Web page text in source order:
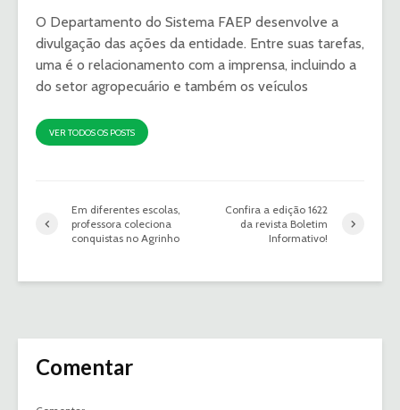
O Departamento do Sistema FAEP desenvolve a
divulgação das ações da entidade. Entre suas tarefas,
uma é o relacionamento com a imprensa, incluindo a
do setor agropecuário e também os veículos
VER TODOS OS POSTS
Em diferentes escolas,
professora coleciona
conquistas no Agrinho
Confira a edição 1622
da revista Boletim
Informativo!
Comentar